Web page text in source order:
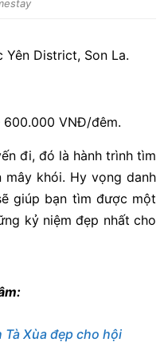
Yên District, Son La.
VNĐ/đêm.
đi, đó là hành trình tìm
khói. Hy vọng danh
giúp bạn tìm được một
kỷ niệm đẹp nhất cho
Xùa đẹp cho hội